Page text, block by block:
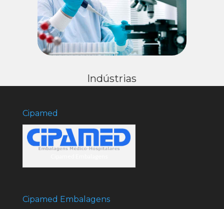
Indústrias
Cipamed
Cipamed Embalagens